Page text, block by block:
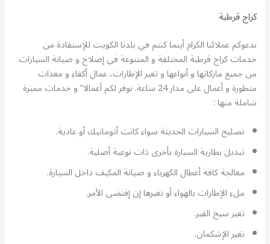
كراج قرطبة
ندعوكم عملائنا الكرام أينما كنتم في بلدنا الكويت للإستفادة من
خدمات كراج قرطبة المختلفة و المتنوعة في إصلاح و صيانة السيارات
من جميع ماركاتها و أنواعها و تغير الإطارات، عمال أكفاء و معدات
متطورة و أعمال على مدار 24 ساعة. نوفر لكم أعمالا” و خدمات مميزة
شاملة منها :
تصليح السيارات الحديثة سواء كانت أتوماتيك أو عادية.
تبديل بطارية السيارة بأخرى ذات نوعية أصلية.
معالجة كافة أعطال الكهرباء و صيانة المكيف داخل السيارة.
ملء الإطارات بالهواء أو تغيرها إن إقتضى الأمر.
تغير سيخ القير.
تغير الإشكمان.